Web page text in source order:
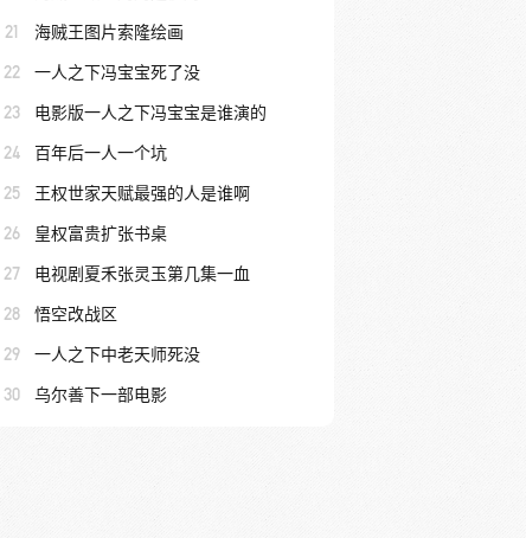
21 海贼王图片索隆绘画
22 一人之下冯宝宝死了没
23 电影版一人之下冯宝宝是谁演的
24 百年后一人一个坑
25 王权世家天赋最强的人是谁啊
26 皇权富贵扩张书桌
27 电视剧夏禾张灵玉第几集一血
28 悟空改战区
29 一人之下中老天师死没
30 乌尔善下一部电影